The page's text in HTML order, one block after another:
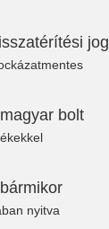
jog
bolt
nyitva